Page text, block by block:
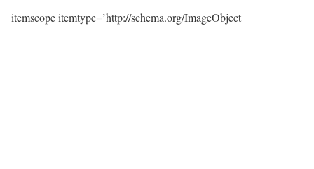
itemscope itemtype=’http://schema.org/ImageObject